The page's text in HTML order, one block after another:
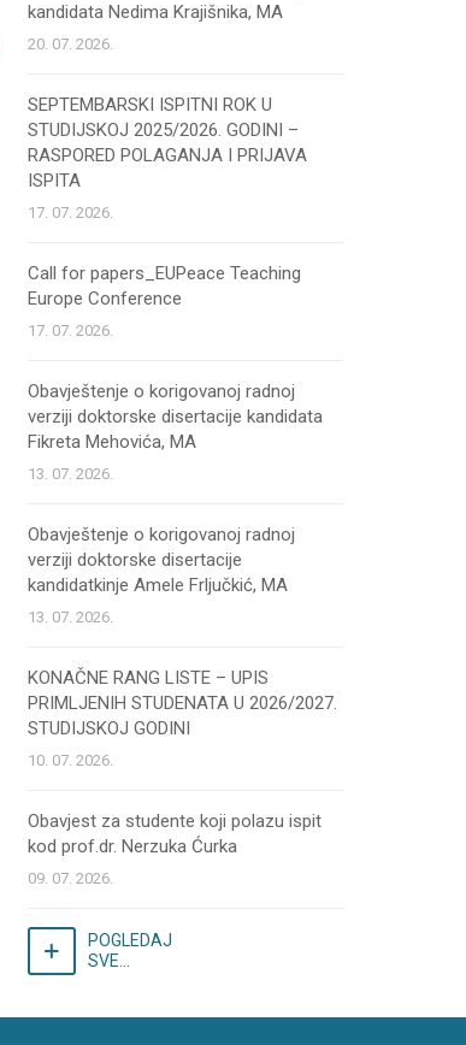
kandidata Nedima Krajišnika, MA
20. 07. 2026.
SEPTEMBARSKI ISPITNI ROK U
STUDIJSKOJ 2025/2026. GODINI –
RASPORED POLAGANJA I PRIJAVA
ISPITA
17. 07. 2026.
Call for papers_EUPeace Teaching
Europe Conference
17. 07. 2026.
Obavještenje o korigovanoj radnoj
verziji doktorske disertacije kandidata
Fikreta Mehovića, MA
13. 07. 2026.
Obavještenje o korigovanoj radnoj
verziji doktorske disertacije
kandidatkinje Amele Frljučkić, MA
13. 07. 2026.
KONAČNE RANG LISTE – UPIS
PRIMLJENIH STUDENATA U 2026/2027.
STUDIJSKOJ GODINI
10. 07. 2026.
Obavjest za studente koji polazu ispit
kod prof.dr. Nerzuka Ćurka
09. 07. 2026.
POGLEDAJ
SVE...